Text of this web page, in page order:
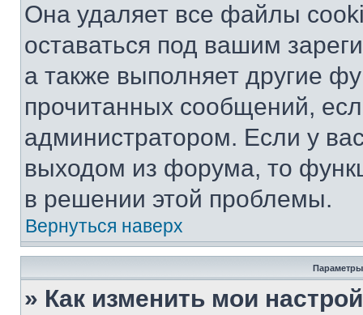
Она удаляет все файлы
оставаться под вашим
а также выполняет другие
прочитанных сообщений,
администратором. Если у
выходом из форума, то
в решении этой проблемы.
Вернуться наверх
Параметры
» Как изменить мои